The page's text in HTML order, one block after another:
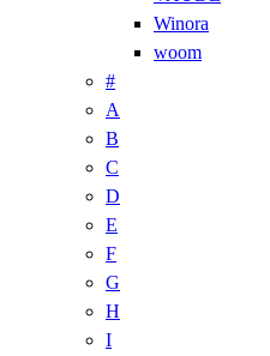
Winora
woom
#
A
B
C
D
E
F
G
H
I